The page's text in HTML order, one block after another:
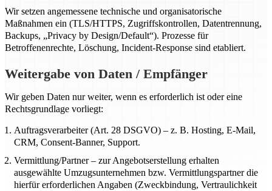
Wir setzen angemessene technische und organisatorische
Maßnahmen ein (TLS/HTTPS, Zugriffskontrollen, Datentrennung,
Backups, „Privacy by Design/Default“). Prozesse für
Betroffenenrechte, Löschung, Incident-Response sind etabliert.
Weitergabe von Daten / Empfänger
Wir geben Daten nur weiter, wenn es erforderlich ist oder eine
Rechtsgrundlage vorliegt:
Auftragsverarbeiter (Art. 28 DSGVO) – z. B. Hosting, E-Mail,
CRM, Consent-Banner, Support.
Vermittlung/Partner – zur Angebotserstellung erhalten
ausgewählte Umzugsunternehmen bzw. Vermittlungspartner die
hierfür erforderlichen Angaben (Zweckbindung, Vertraulichkeit